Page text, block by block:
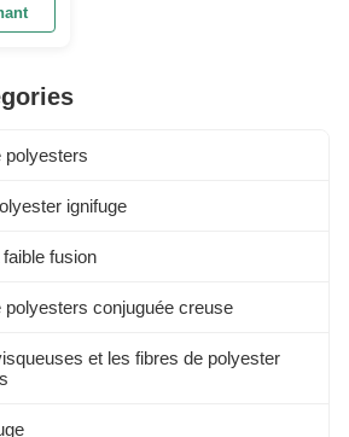
quality
a
polyesters
ignifuge
fusion
polyesters conjuguée creuse
et les fibres de polyester